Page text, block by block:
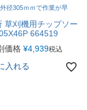
外径305ｍｍで作業が早
草刈機用チップソー
664519
価格 ¥4,939税込
入れる